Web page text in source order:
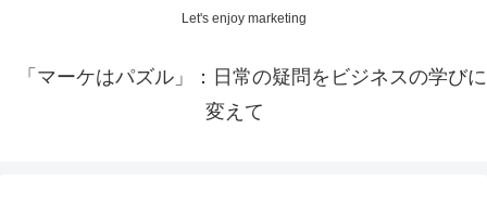
Let's enjoy marketing
「マーケはパズル」：日常の疑問をビジネスの学びに
変えて